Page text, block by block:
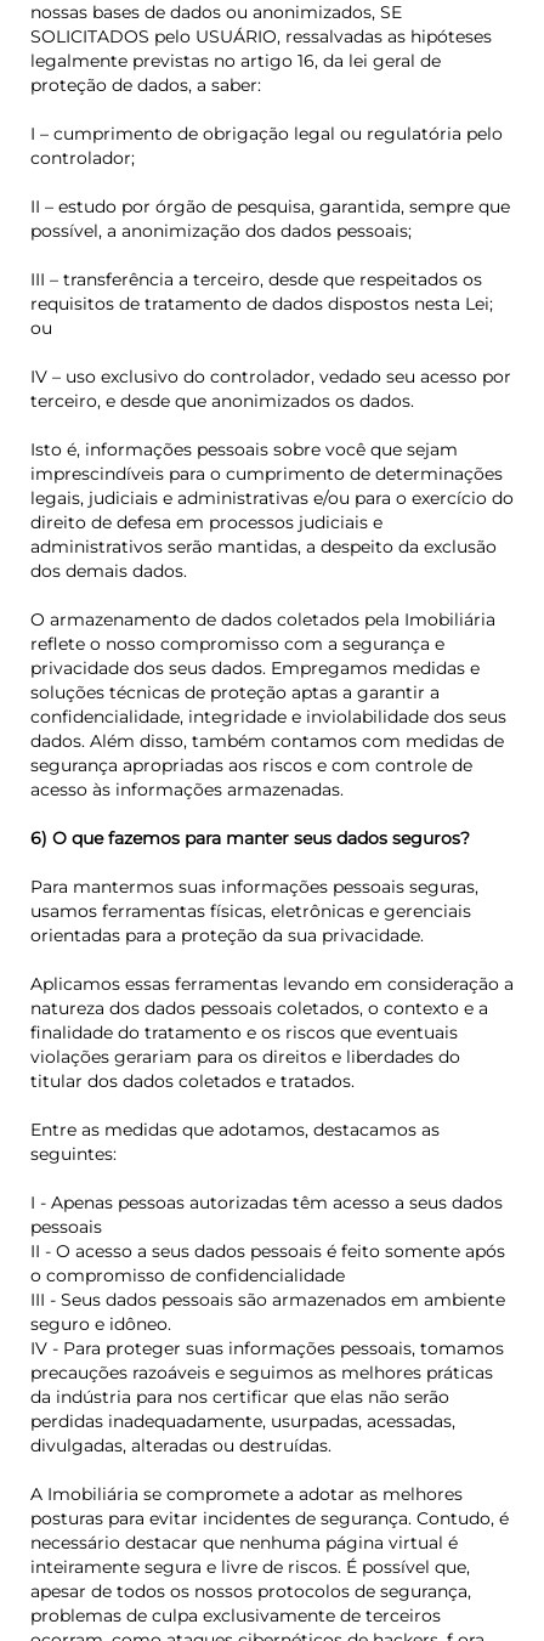
nossas bases de dados ou anonimizados, SE
SOLICITADOS pelo USUÁRIO, ressalvadas as hipóteses
legalmente previstas no artigo 16, da lei geral de
proteção de dados, a saber:
I – cumprimento de obrigação legal ou regulatória pelo
controlador;
II – estudo por órgão de pesquisa, garantida, sempre que
possível, a anonimização dos dados pessoais;
III – transferência a terceiro, desde que respeitados os
requisitos de tratamento de dados dispostos nesta Lei;
ou
IV – uso exclusivo do controlador, vedado seu acesso por
terceiro, e desde que anonimizados os dados.
Isto é, informações pessoais sobre você que sejam
imprescindíveis para o cumprimento de determinações
legais, judiciais e administrativas e/ou para o exercício do
direito de defesa em processos judiciais e
administrativos serão mantidas, a despeito da exclusão
dos demais dados.
O armazenamento de dados coletados pela Imobiliária
reflete o nosso compromisso com a segurança e
privacidade dos seus dados. Empregamos medidas e
soluções técnicas de proteção aptas a garantir a
confidencialidade, integridade e inviolabilidade dos seus
dados. Além disso, também contamos com medidas de
segurança apropriadas aos riscos e com controle de
acesso às informações armazenadas.
6) O que fazemos para manter seus dados seguros?
Para mantermos suas informações pessoais seguras,
usamos ferramentas físicas, eletrônicas e gerenciais
orientadas para a proteção da sua privacidade.
Aplicamos essas ferramentas levando em consideração a
natureza dos dados pessoais coletados, o contexto e a
finalidade do tratamento e os riscos que eventuais
violações gerariam para os direitos e liberdades do
titular dos dados coletados e tratados.
Entre as medidas que adotamos, destacamos as
seguintes:
I - Apenas pessoas autorizadas têm acesso a seus dados
pessoais
II - O acesso a seus dados pessoais é feito somente após
o compromisso de confidencialidade
III - Seus dados pessoais são armazenados em ambiente
seguro e idôneo.
IV - Para proteger suas informações pessoais, tomamos
precauções razoáveis e seguimos as melhores práticas
da indústria para nos certificar que elas não serão
perdidas inadequadamente, usurpadas, acessadas,
divulgadas, alteradas ou destruídas.
A Imobiliária se compromete a adotar as melhores
posturas para evitar incidentes de segurança. Contudo, é
necessário destacar que nenhuma página virtual é
inteiramente segura e livre de riscos. É possível que,
apesar de todos os nossos protocolos de segurança,
problemas de culpa exclusivamente de terceiros